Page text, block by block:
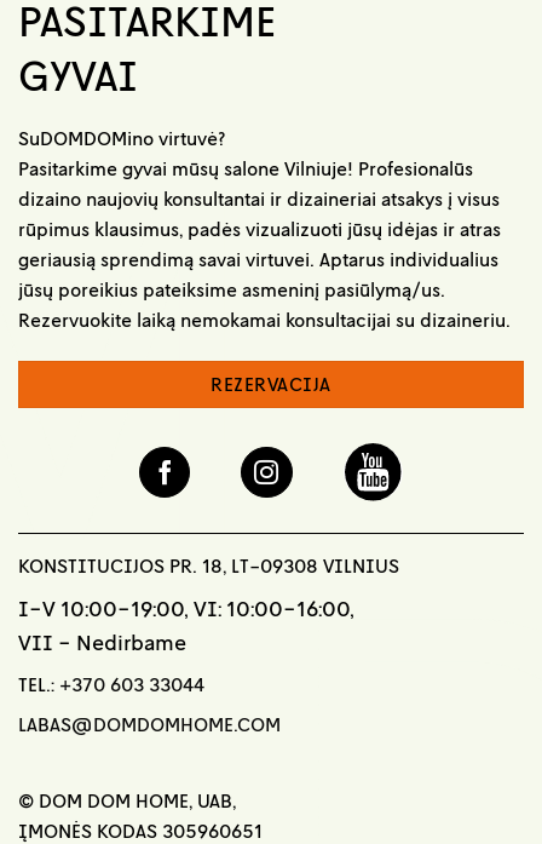
PASITARKIME
GYVAI
SuDOMDOMino virtuvė?
Pasitarkime gyvai mūsų salone Vilniuje! Profesionalūs
dizaino naujovių konsultantai ir dizaineriai atsakys į visus
rūpimus klausimus, padės vizualizuoti jūsų idėjas ir atras
geriausią sprendimą savai virtuvei. Aptarus individualius
jūsų poreikius pateiksime asmeninį pasiūlymą/us.
Rezervuokite laiką nemokamai konsultacijai su dizaineriu.
REZERVACIJA
KONSTITUCIJOS PR. 18, LT-09308 VILNIUS
I-V 10:00-19:00, VI: 10:00-16:00,
VII - Nedirbame
TEL.: +370 603 33044
LABAS@DOMDOMHOME.COM
© DOM DOM HOME, UAB,
ĮMONĖS KODAS 305960651